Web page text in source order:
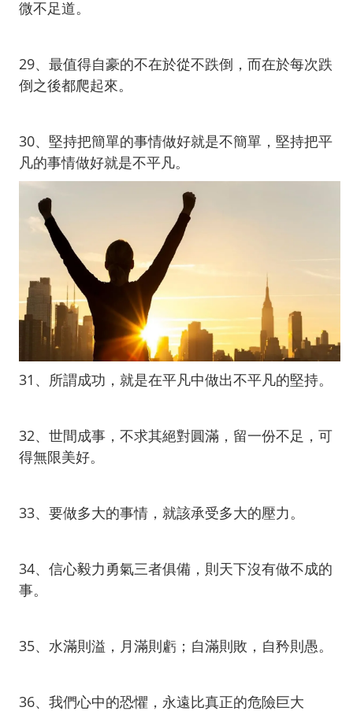
微不足道。
29、最值得自豪的不在於從不跌倒，而在於每次跌
倒之後都爬起來。
30、堅持把簡單的事情做好就是不簡單，堅持把平
凡的事情做好就是不平凡。
31、所謂成功，就是在平凡中做出不平凡的堅持。
32、世間成事，不求其絕對圓滿，留一份不足，可
得無限美好。
33、要做多大的事情，就該承受多大的壓力。
34、信心毅力勇氣三者俱備，則天下沒有做不成的
事。
35、水滿則溢，月滿則虧；自滿則敗，自矜則愚。
36、我們心中的恐懼，永遠比真正的危險巨大